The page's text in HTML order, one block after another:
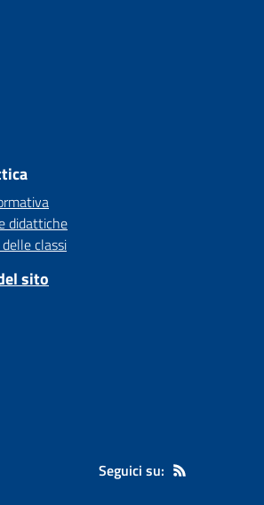
didattiche
classi
sito
Seguici su: